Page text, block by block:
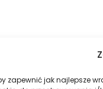
zapewnić jak najlepsze